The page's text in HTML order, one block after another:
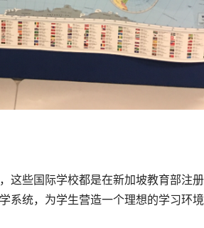
些国际学校都是在新加坡教育部注
系统，为学生营造一个理想的学习环境